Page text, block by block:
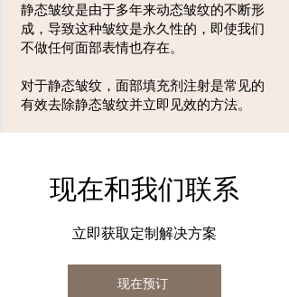
静态皱纹是由于多年来动态皱纹的不断形
成，导致这种皱纹是永久性的，即使我们
不做任何面部表情也存在。
对于静态皱纹，面部填充剂注射是常见的
有效去除静态皱纹并立即见效的方法。
现在和我们联系
立即获取定制解决方案
现在预订